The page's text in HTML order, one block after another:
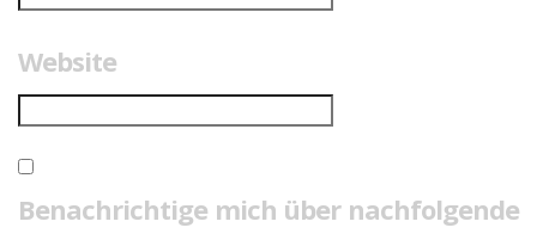
Website
Benachrichtige mich über nachfolgende